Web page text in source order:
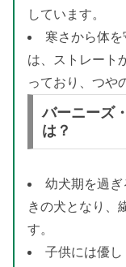
しています。
寒さから体
は、ストレート
っており、つや
バーニーズ
は？
幼犬期を過
きの犬となり、
す。
子供には優し